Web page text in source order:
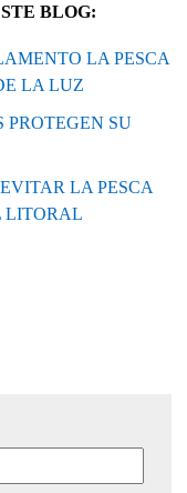
BLOG:
LA PESCA
LA LUZ
PROTEGEN SU
LA PESCA
LITORAL